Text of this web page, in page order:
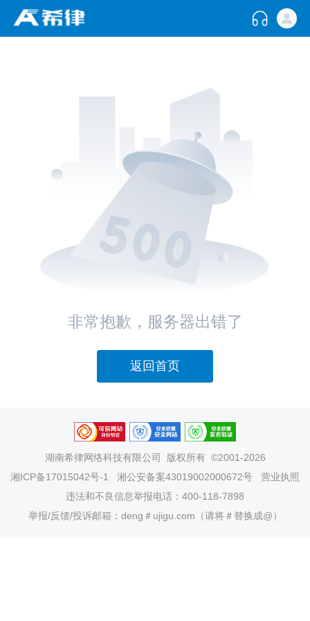
非常抱歉，服务器出错了
返回首页
湖南希律网络科技有限公司
版权所有 ©2001-2026
湘ICP备17015042号-1
湘公安备案43019002000672号
营业执照
违法和不良信息举报电话：400-118-7898
举报/反馈/投诉邮箱：deng＃ujigu.com（请将＃替换成@）